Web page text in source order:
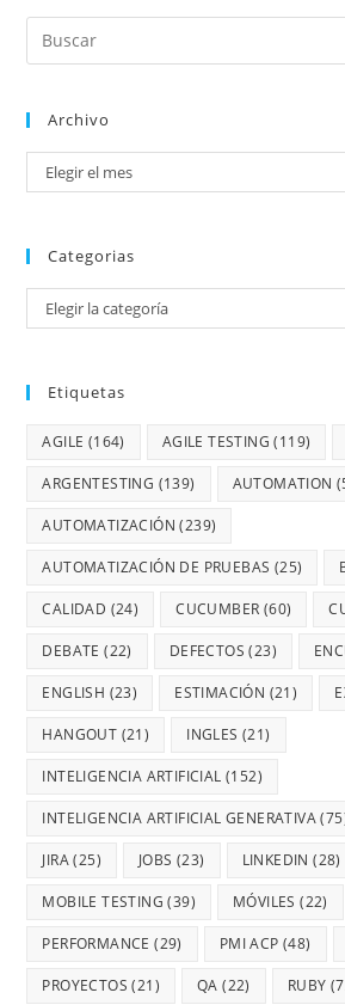
Archivo
Elegir el mes
Categorias
Elegir la categoría
Etiquetas
AGILE (164) AGILE TESTING (119)
ARGENTESTING (139) AUTOMATION
AUTOMATIZACIÓN (239)
AUTOMATIZACIÓN DE PRUEBAS (25)
CALIDAD (24) CUCUMBER (60)
DEBATE (22) DEFECTOS (23)
ENGLISH (23) ESTIMACIÓN (21)
HANGOUT (21) INGLES (21)
INTELIGENCIA ARTIFICIAL (152)
INTELIGENCIA ARTIFICIAL GENERATIVA
JIRA(25) JOBS (23) LINKEDIN (28)
MOBILE TESTING (39) MÓVILES (22)
PERFORMANCE (29) PMI ACP (48)
PROYECTOS (21) QA (22) RUBY